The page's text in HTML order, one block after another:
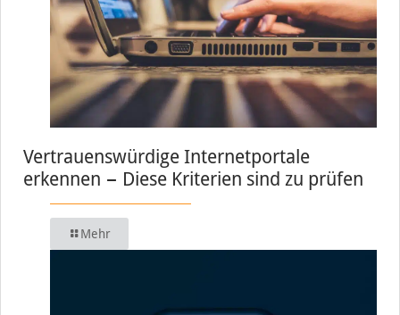
Vertrauenswürdige Internetportale
erkennen − Diese Kriterien sind zu prüfen
Mehr